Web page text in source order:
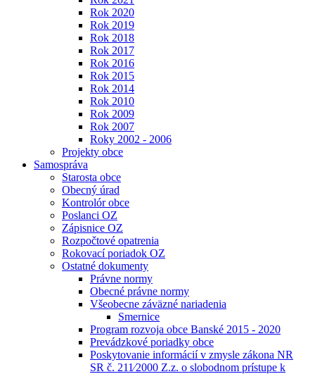
Rok 2020
Rok 2019
Rok 2018
Rok 2017
Rok 2016
Rok 2015
Rok 2014
Rok 2010
Rok 2009
Rok 2007
Roky 2002 - 2006
Projekty obce
Samospráva
Starosta obce
Obecný úrad
Kontrolór obce
Poslanci OZ
Zápisnice OZ
Rozpočtové opatrenia
Rokovací poriadok OZ
Ostatné dokumenty
Právne normy
Obecné právne normy
Všeobecne záväzné nariadenia
Smernice
Program rozvoja obce Banské 2015 - 2020
Prevádzkové poriadky obce
Poskytovanie informácií v zmysle zákona NR
SR č. 211⁄2000 Z.z. o slobodnom prístupe k